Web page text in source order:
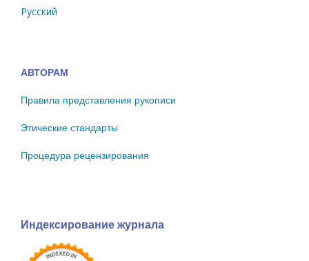
Русский
АВТОРАМ
Правила представления рукописи
Этические стандарты
Процедура рецензирования
Индексирование журнала